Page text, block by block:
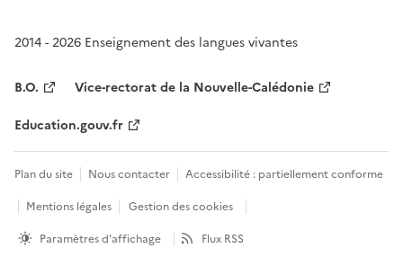
2014 - 2026 Enseignement des langues vivantes
B.O.
Vice-rectorat de la Nouvelle-Calédonie
Education.gouv.fr
Plan du site Nous contacter
Accessibilité : partiellement conforme
Mentions légales
Gestion des cookies
Paramètres d'affichage
Flux RSS